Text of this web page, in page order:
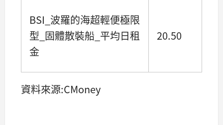
BSI_波羅的海超輕便極限
型_固體散裝船_平均日租
金
20.50
資料來源:CMoney